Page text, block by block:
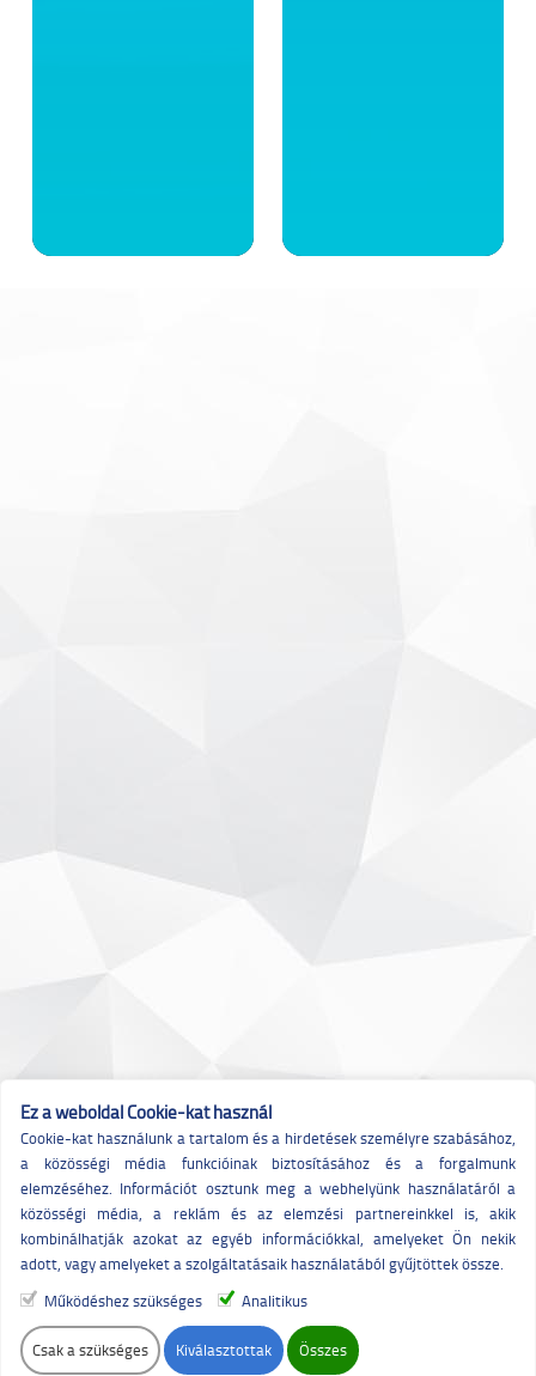
Ez a weboldal Cookie-kat használ
Cookie-kat használunk a tartalom és a hirdetések személyre szabásához,
a közösségi média funkcióinak biztosításához és a forgalmunk
elemzéséhez. Információt osztunk meg a webhelyünk használatáról a
közösségi média, a reklám és az elemzési partnereinkkel is, akik
kombinálhatják azokat az egyéb információkkal, amelyeket Ön nekik
adott, vagy amelyeket a szolgáltatásaik használatából gyűjtöttek össze.
Működéshez szükséges
Analitikus